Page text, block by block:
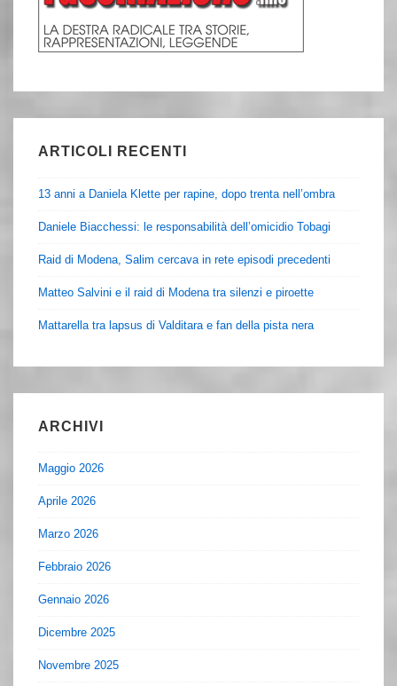
ARTICOLI RECENTI
13 anni a Daniela Klette per rapine, dopo trenta nell’ombra
Daniele Biacchessi: le responsabilità dell’omicidio Tobagi
Raid di Modena, Salim cercava in rete episodi precedenti
Matteo Salvini e il raid di Modena tra silenzi e piroette
Mattarella tra lapsus di Valditara e fan della pista nera
ARCHIVI
Maggio 2026
Aprile 2026
Marzo 2026
Febbraio 2026
Gennaio 2026
Dicembre 2025
Novembre 2025